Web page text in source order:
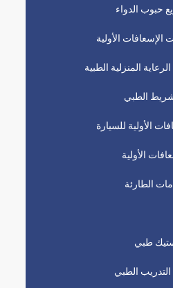
حبوب الدواء
الإسعافات الأولية
المنزلية الطبية
الطبي
الأولية للسيارة
الأولية
الطارئة
طبي
الطبي